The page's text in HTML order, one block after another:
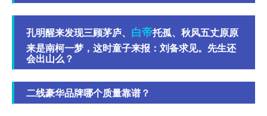
孔明醒来发现三顾茅庐、 白帝托孤、秋风五丈原原
来是南柯一梦，这时童子来报：刘备求见。先生还
会出山么？
二线豪华品牌哪个质量靠谱？